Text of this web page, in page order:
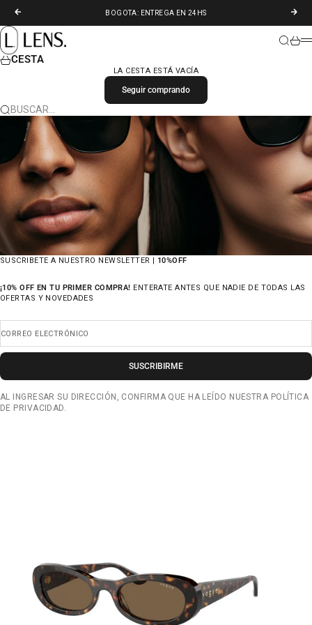
ANTERIOR
BOGOTA: ENTREGA EN 24HS
LENS. COLOMBIA
BUSCAR
CESTA
LA CESTA ESTÁ VACÍA
Seguir comprando
BUSCAR…
SUSCRIBETE A NUESTRO NEWSLETTER | 10%OFF
¡10% OFF EN TU PRIMER COMPRA! ENTERATE ANTES QUE NADIE DE TODAS LAS
OFERTAS Y NOVEDADES
CORREO ELECTRÓNICO
SUSCRIBIRME
AL INGRESAR SU DIRECCIÓN, CONFIRMA QUE HA LEÍDO NUESTRA POLÍTICA
DE PRIVACIDAD.